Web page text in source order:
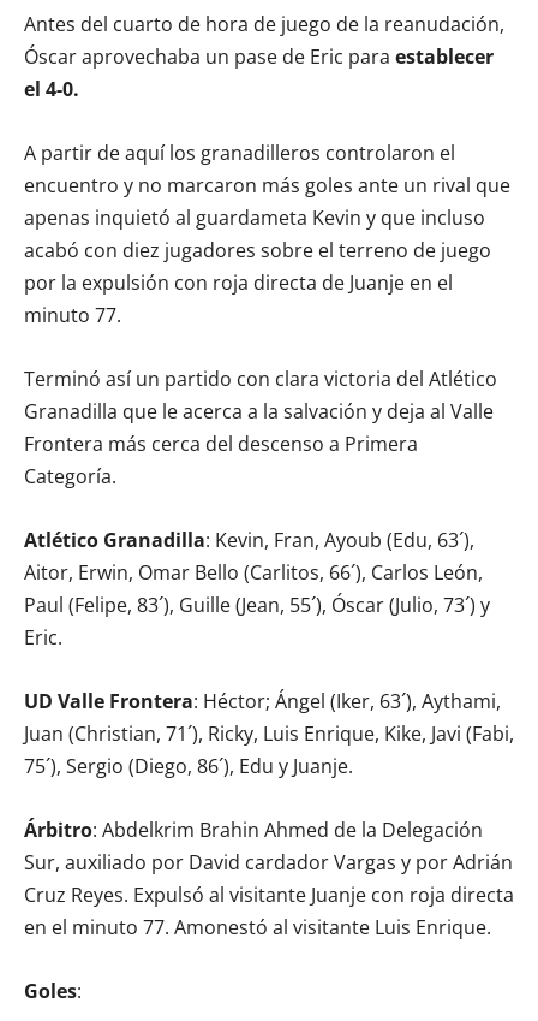
Antes del cuarto de hora de juego de la reanudación,
Óscar aprovechaba un pase de Eric para establecer
el 4-0.
A partir de aquí los granadilleros controlaron el
encuentro y no marcaron más goles ante un rival que
apenas inquietó al guardameta Kevin y que incluso
acabó con diez jugadores sobre el terreno de juego
por la expulsión con roja directa de Juanje en el
minuto 77.
Terminó así un partido con clara victoria del Atlético
Granadilla que le acerca a la salvación y deja al Valle
Frontera más cerca del descenso a Primera
Categoría.
Atlético Granadilla: Kevin, Fran, Ayoub (Edu, 63´),
Aitor, Erwin, Omar Bello (Carlitos, 66´), Carlos León,
Paul (Felipe, 83´), Guille (Jean, 55´), Óscar (Julio, 73´) y
Eric.
UD Valle Frontera: Héctor; Ángel (Iker, 63´), Aythami,
Juan (Christian, 71´), Ricky, Luis Enrique, Kike, Javi (Fabi,
75´), Sergio (Diego, 86´), Edu y Juanje.
Árbitro: Abdelkrim Brahin Ahmed de la Delegación
Sur, auxiliado por David cardador Vargas y por Adrián
Cruz Reyes. Expulsó al visitante Juanje con roja directa
en el minuto 77. Amonestó al visitante Luis Enrique.
Goles: